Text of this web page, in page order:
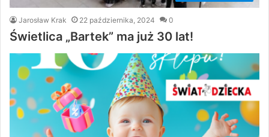
Jarosław Krak 22 października, 2024 0
Świetlica „Bartek” ma już 30 lat!